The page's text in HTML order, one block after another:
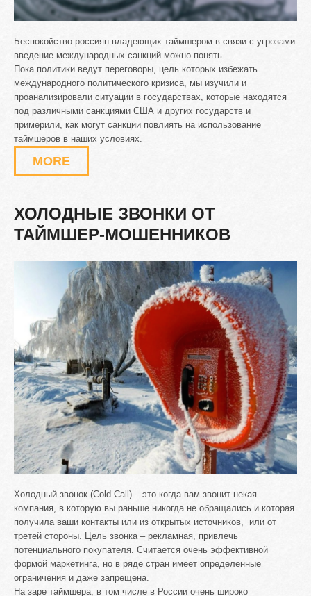
Беспокойство россиян владеющих таймшером в связи с угрозами
введение международных санкций можно понять.
Пока политики ведут переговоры, цель которых избежать
международного политического кризиса, мы изучили и
проанализировали ситуации в государствах, которые находятся
под различными санкциями США и других государств и
примерили, как могут санкции повлиять на использование
таймшеров в наших условиях.
MORE
ХОЛОДНЫЕ ЗВОНКИ ОТ
ТАЙМШЕР-МОШЕННИКОВ
Холодный звонок (Cold Call) – это когда вам звонит некая
компания, в которую вы раньше никогда не обращались и которая
получила ваши контакты или из открытых источников, или от
третей стороны. Цель звонка – рекламная, привлечь
потенциального покупателя. Считается очень эффективной
формой маркетинга, но в ряде стран имеет определенные
ограничения и даже запрещена.
На заре таймшера, в том числе в России очень широко